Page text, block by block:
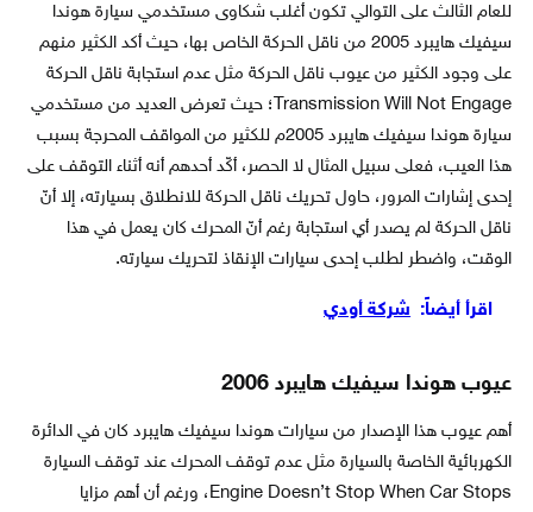
للعام الثالث على التوالي تكون أغلب شكاوى مستخدمي سيارة هوندا
سيفيك هايبرد 2005 من ناقل الحركة الخاص بها، حيث أكد الكثير منهم
على وجود الكثير من عيوب ناقل الحركة مثل عدم استجابة ناقل الحركة
Transmission Will Not Engage؛ حيث تعرض العديد من مستخدمي
سيارة هوندا سيفيك هايبرد 2005م للكثير من المواقف المحرجة بسبب
هذا العيب، فعلى سبيل المثال لا الحصر، أكّد أحدهم أنه أثناء التوقف على
إحدى إشارات المرور، حاول تحريك ناقل الحركة للانطلاق بسيارته، إلا أنّ
ناقل الحركة لم يصدر أي استجابة رغم أنّ المحرك كان يعمل في هذا
الوقت، واضطر لطلب إحدى سيارات الإنقاذ لتحريك سيارته.
اقرأ أيضاً: شركة أودي
عيوب هوندا سيفيك هايبرد 2006
أهم عيوب هذا الإصدار من سيارات هوندا سيفيك هايبرد كان في الدائرة
الكهربائية الخاصة بالسيارة مثل عدم توقف المحرك عند توقف السيارة
Engine Doesn’t Stop When Car Stops، ورغم أن أهم مزايا